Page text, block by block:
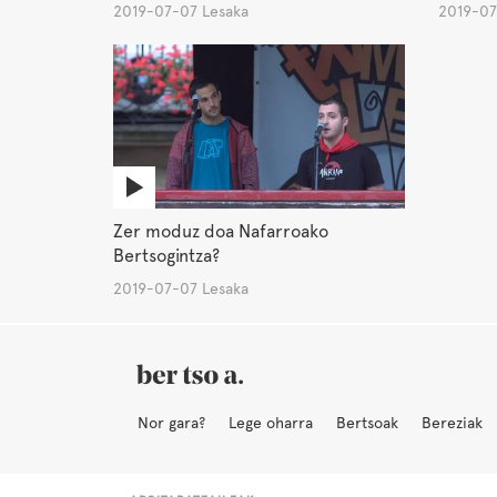
2019-07-07 Lesaka 2019-
Zer moduz doa Nafarroako
Bertsogintza?
2019-07-07 Lesaka
Nor gara? Lege oharra Bertsoak Bereziak